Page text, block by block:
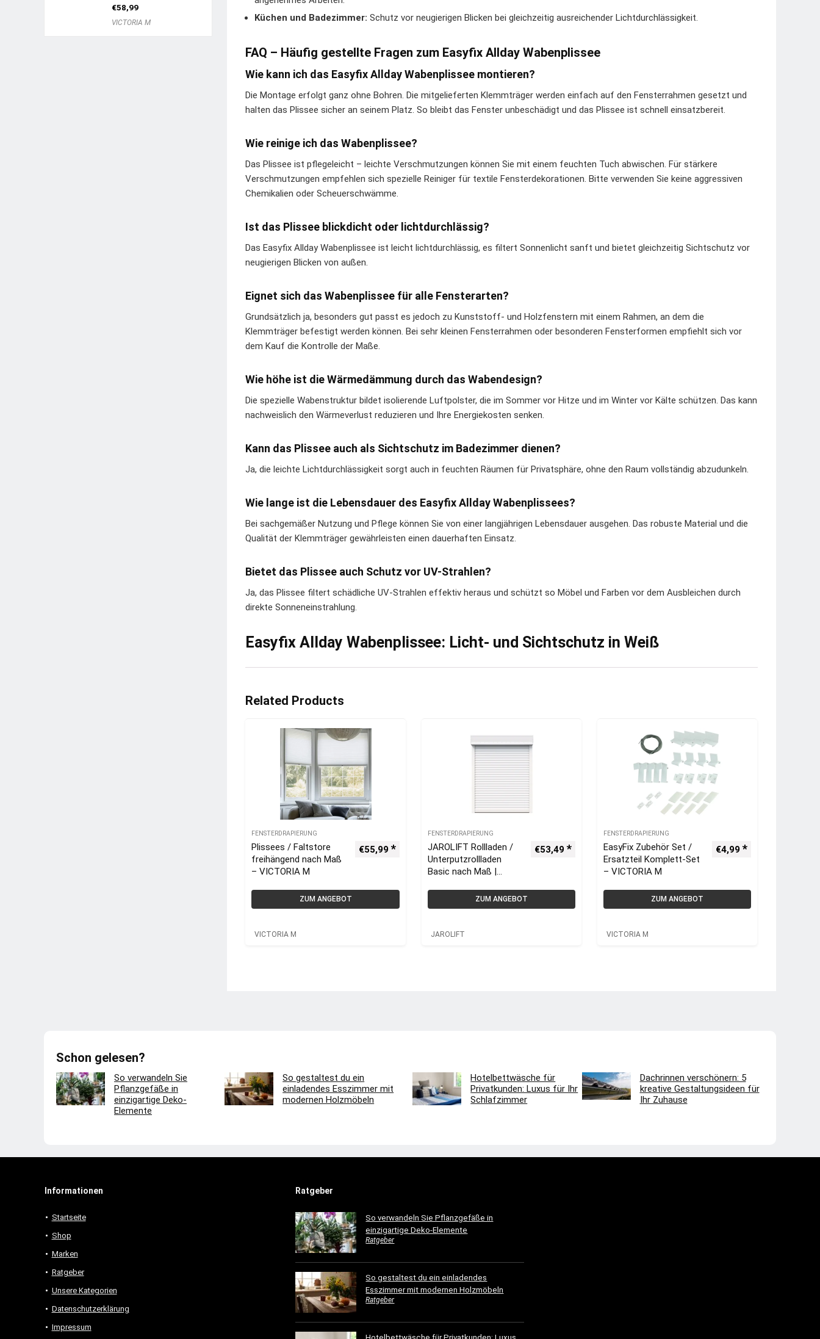
Küchen und Badezimmer: Schutz vor neugierigen Blicken bei gleichzeitig ausreichender Lichtdurchlässigkeit.
FAQ – Häufig gestellte Fragen zum Easyfix Allday Wabenplissee
Wie kann ich das Easyfix Allday Wabenplissee montieren?
Die Montage erfolgt ganz ohne Bohren. Die mitgelieferten Klemmträger werden einfach auf den Fensterrahmen gesetzt und
halten das Plissee sicher an seinem Platz. So bleibt das Fenster unbeschädigt und das Plissee ist schnell einsatzbereit.
Wie reinige ich das Wabenplissee?
Das Plissee ist pflegeleicht – leichte Verschmutzungen können Sie mit einem feuchten Tuch abwischen. Für stärkere
Verschmutzungen empfehlen sich spezielle Reiniger für textile Fensterdekorationen. Bitte verwenden Sie keine aggressiven
Chemikalien oder Scheuerschwämme.
Ist das Plissee blickdicht oder lichtdurchlässig?
Das Easyfix Allday Wabenplissee ist leicht lichtdurchlässig, es filtert Sonnenlicht sanft und bietet gleichzeitig Sichtschutz vor
neugierigen Blicken von außen.
Eignet sich das Wabenplissee für alle Fensterarten?
Grundsätzlich ja, besonders gut passt es jedoch zu Kunststoff- und Holzfenstern mit einem Rahmen, an dem die
Klemmträger befestigt werden können. Bei sehr kleinen Fensterrahmen oder besonderen Fensterformen empfiehlt sich vor
dem Kauf die Kontrolle der Maße.
Wie höhe ist die Wärmedämmung durch das Wabendesign?
Die spezielle Wabenstruktur bildet isolierende Luftpolster, die im Sommer vor Hitze und im Winter vor Kälte schützen. Das kann
nachweislich den Wärmeverlust reduzieren und Ihre Energiekosten senken.
Kann das Plissee auch als Sichtschutz im Badezimmer dienen?
Ja, die leichte Lichtdurchlässigkeit sorgt auch in feuchten Räumen für Privatsphäre, ohne den Raum vollständig abzudunkeln.
Wie lange ist die Lebensdauer des Easyfix Allday Wabenplissees?
Bei sachgemäßer Nutzung und Pflege können Sie von einer langjährigen Lebensdauer ausgehen. Das robuste Material und die
Qualität der Klemmträger gewährleisten einen dauerhaften Einsatz.
Bietet das Plissee auch Schutz vor UV-Strahlen?
Ja, das Plissee filtert schädliche UV-Strahlen effektiv heraus und schützt so Möbel und Farben vor dem Ausbleichen durch
direkte Sonneneinstrahlung.
Easyfix Allday Wabenplissee: Licht- und Sichtschutz in Weiß
Related Products
FENSTERDRAPIERUNG
Plissees / Faltstore
freihängend nach Maß
– VICTORIA M
€55,99
ZUM ANGEBOT
VICTORIA M
FENSTERDRAPIERUNG
JAROLIFT Rollladen /
Unterputzrollladen
Basic nach Maß |
€53,49
ZUM ANGEBOT
JAROLIFT
FENSTERDRAPIERUNG
EasyFix Zubehör Set /
Ersatzteil Komplett-Set
– VICTORIA M
€4,99
ZUM ANGEBOT
VICTORIA M
€58,99
VICTORIA M
Schon gelesen?
So verwandeln Sie
Pflanzgefäße in
einzigartige Deko-
Elemente
So gestaltest du ein
einladendes Esszimmer mit
modernen Holzmöbeln
Hotelbettwäsche für
Privatkunden: Luxus für Ihr
Schlafzimmer
Dachrinnen verschönern: 5
kreative Gestaltungsideen für
Ihr Zuhause
Informationen
Startseite
Shop
Marken
Ratgeber
Unsere Kategorien
Datenschutzerklärung
Impressum
Ratgeber
So verwandeln Sie Pflanzgefäße in
einzigartige Deko-Elemente
Ratgeber
So gestaltest du ein einladendes
Esszimmer mit modernen Holzmöbeln
Ratgeber